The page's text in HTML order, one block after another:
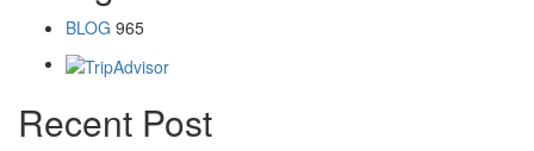
BLOG 965
Recent Post